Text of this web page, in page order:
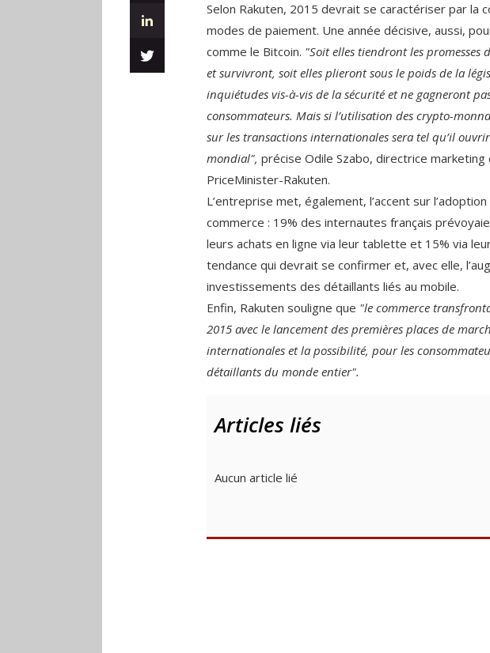
Selon Rakuten, 2015 devrait se caractériser par la
modes de paiement. Une année décisive, aussi,
comme le Bitcoin. "Soit elles tiendront les promesses
et survivront, soit elles plieront sous le poids de la
inquiétudes vis-à-vis de la sécurité et ne gagneront
consommateurs. Mais si l’utilisation des crypto-
sur les transactions internationales sera tel qu’il
mondial", précise Odile Szabo, directrice marketing
PriceMinister-Rakuten.
L’entreprise met, également, l’accent sur
commerce : 19% des internautes français
leurs achats en ligne via leur tablette et 15% via
tendance qui devrait se confirmer et, avec elle,
investissements des détaillants liés au mobile.
Enfin, Rakuten souligne que "le commerce
2015 avec le lancement des premières places de
internationales et la possibilité, pour les
détaillants du monde entier".
Articles liés
Aucun article lié